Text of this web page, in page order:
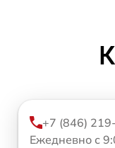
+7 (846)
Ежедневно с